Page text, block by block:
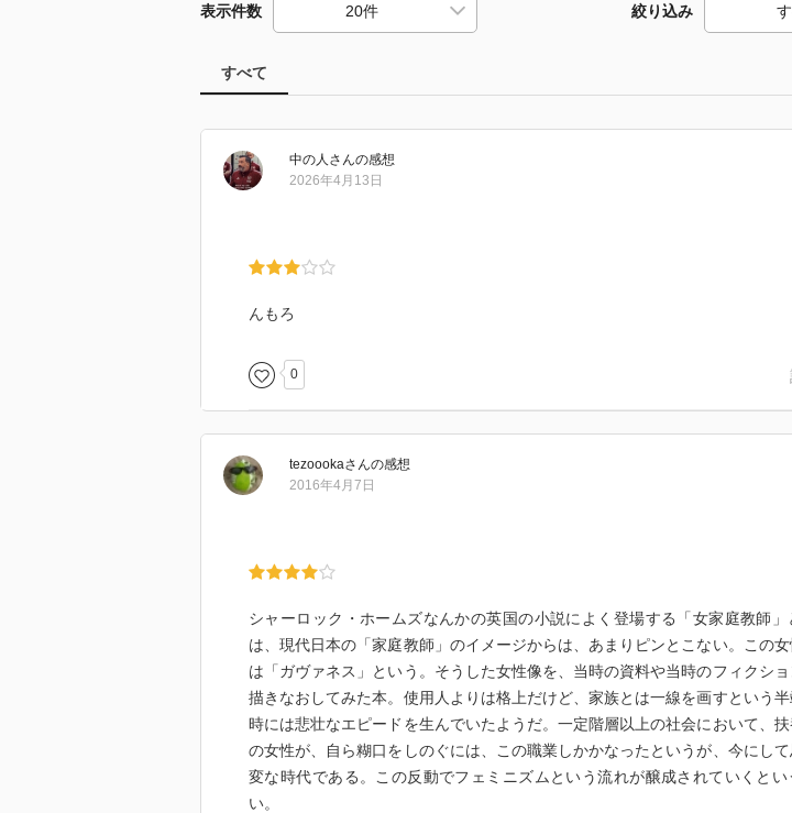
表示件数 絞り込み
すべて
中の人 さんの感想
2026年4月13日
んもろ
0
tezoookaさんの感想
2016年4月7日
シャーロック・ホームズなんかの英国の小説によく登場する「女家庭教師
は、現代日本の「家庭教師」のイメージからは、あまりピンとこない。この
は「ガヴァネス」という。そうした女性像を、当時の資料や当時のフィクシ
描きなおしてみた本。使用人よりは格上だけど、家族とは一線を画すという半
時には悲壮なエピードを生んでいたようだ。一定階層以上の社会において、
の女性が、自ら糊口をしのぐには、この職業しかかなったというが、今にし
変な時代である。この反動でフェミニズムという流れが醸成されていくとい
い。